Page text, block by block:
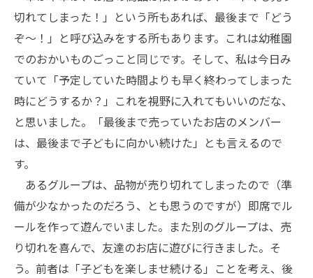
切れてしまった！」という所もあれば、最後まで「どう
ぞ〜！」と呼び込みをする所もあります。これは幼稚園
でのおかいものごっこと同じです。そして、私は今日み
ていて「予定していた時間よりも早く終わってしまった
時にどうするか？」これを視野に入れてもいいのだな、
と思いました。「最後まで売っていたお店のメンバー
は、最後まで子どもに向かい続けた」とも言えるので
す。
あるグループは、品物が売り切れてしまったので（準
備が少なかったのだろう、とも思うのですが）即席でル
ールを作って遊んでいました。また別のグループは、売
り切れを喜んで、友達のお店に遊びに行きました。そ
う。前者は「子どもを楽しませ続ける」ことを考え、後